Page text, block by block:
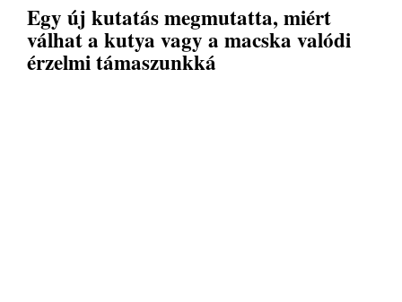
Egy új kutatás megmutatta, miért
válhat a kutya vagy a macska valódi
érzelmi támaszunkká